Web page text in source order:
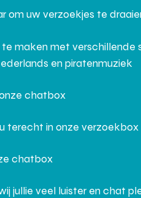
om uw verzoekjes te
maken met verschillende
en piratenmuziek
chatbox
terecht in onze verzoekbox
chatbox
jullie veel luister en chat